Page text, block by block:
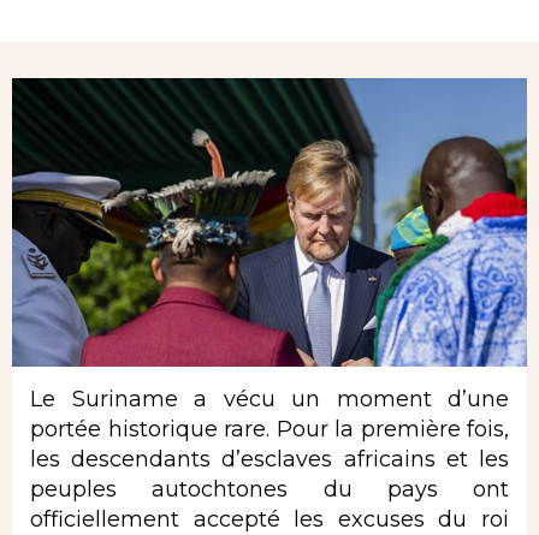
Le Suriname a vécu un moment d’une
portée historique rare. Pour la première fois,
les descendants d’esclaves africains et les
peuples autochtones du pays ont
officiellement accepté les excuses du roi